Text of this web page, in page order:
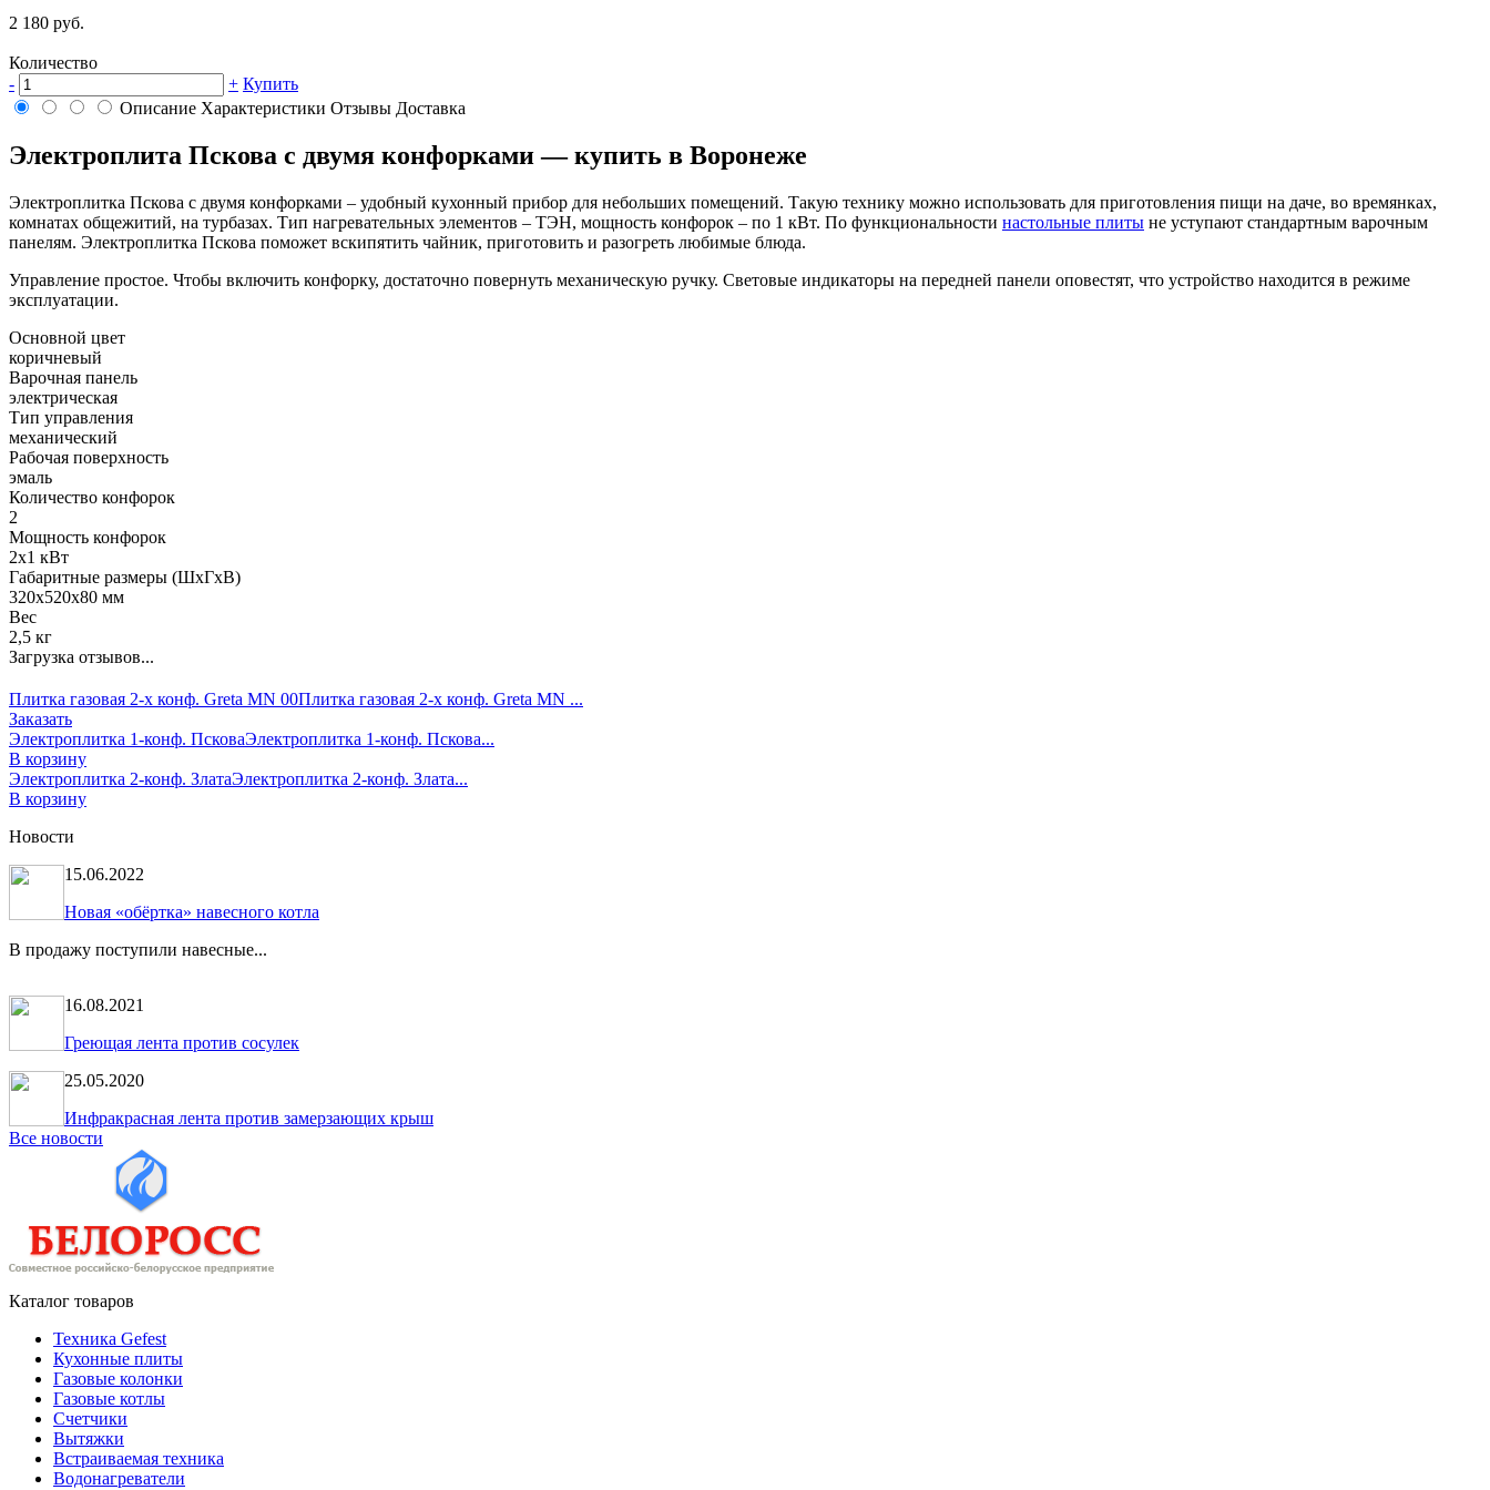
2 180 руб.
Количество
-
+ Купить
Описание Характеристики Отзывы Доставка
Электроплита Пскова с двумя конфорками — купить в Воронеже
Электроплитка Пскова с двумя конфорками – удобный кухонный прибор для небольших помещений. Такую технику можно использовать для приготовления пищи на даче, во времянках,
комнатах общежитий, на турбазах. Тип нагревательных элементов – ТЭН, мощность конфорок – по 1 кВт. По функциональности настольные плиты не уступают стандартным варочным
панелям. Электроплитка Пскова поможет вскипятить чайник, приготовить и разогреть любимые блюда.
Управление простое. Чтобы включить конфорку, достаточно повернуть механическую ручку. Световые индикаторы на передней панели оповестят, что устройство находится в режиме
эксплуатации.
Основной цвет
коричневый
Варочная панель
электрическая
Тип управления
механический
Рабочая поверхность
эмаль
Количество конфорок
2
Мощность конфорок
2х1 кВт
Габаритные размеры (ШхГхВ)
320х520х80 мм
Вес
2,5 кг
Загрузка отзывов...
Плитка газовая 2-х конф. Greta MN 00Плитка газовая 2-х конф. Greta MN ...
Заказать
Электроплитка 1-конф. ПсковаЭлектроплитка 1-конф. Пскова...
В корзину
Электроплитка 2-конф. ЗлатаЭлектроплитка 2-конф. Злата...
В корзину
Новости
15.06.2022
Новая «обёртка» навесного котла
В продажу поступили навесные...
16.08.2021
Греющая лента против сосулек
25.05.2020
Инфракрасная лента против замерзающих крыш
Все новости
Каталог товаров
Техника Gefest
Кухонные плиты
Газовые колонки
Газовые котлы
Счетчики
Вытяжки
Встраиваемая техника
Водонагреватели